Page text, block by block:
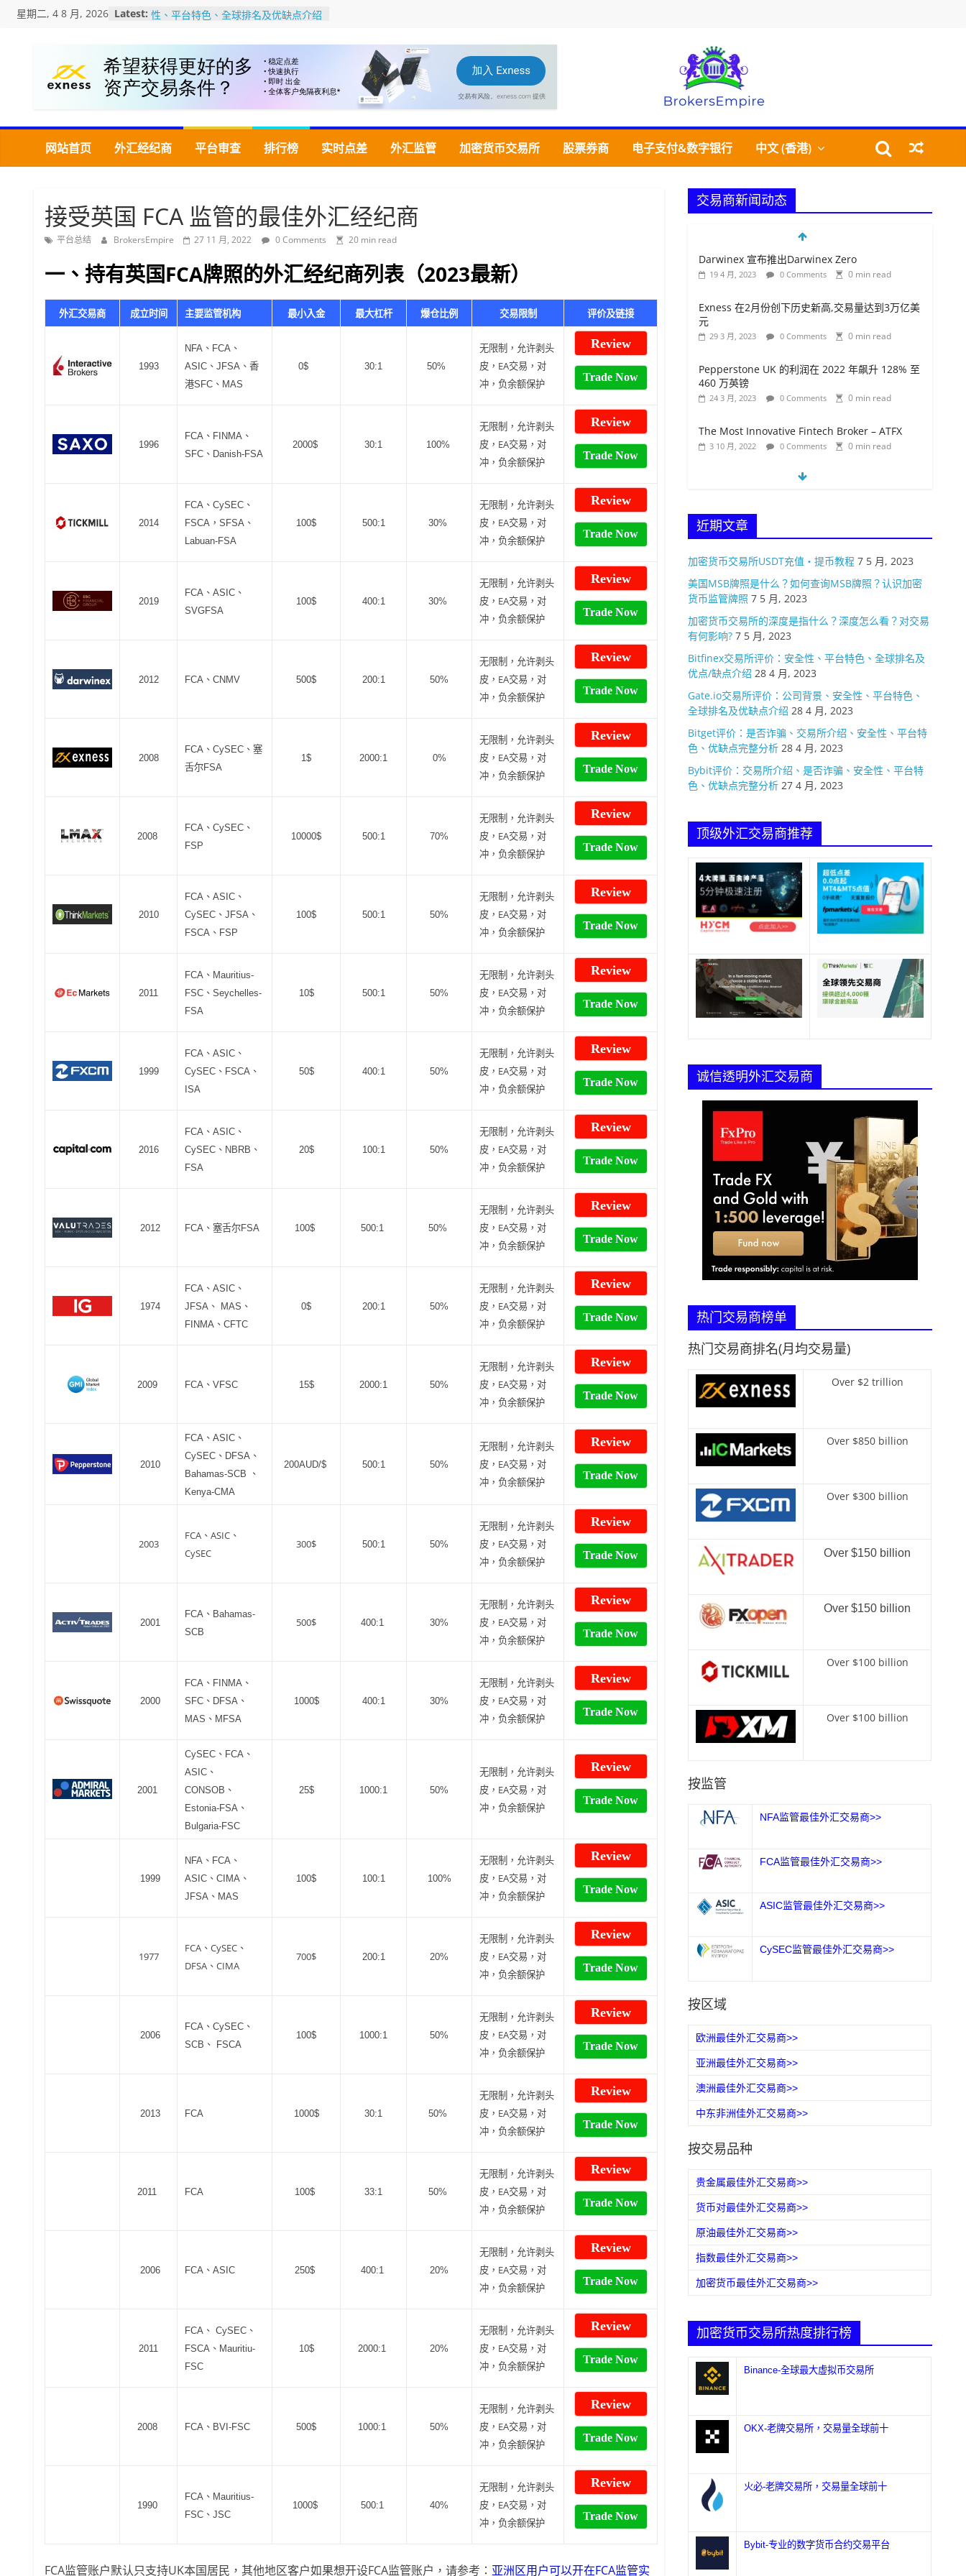
Skip星期二, 4 8 月, 2026 Latest: Gate.io交易所评价：公司背景、安全
美国MSB牌照是什么？如何查询MSB
牌照？认识加密货币监管牌照
加密货币交易所的深度是指什么？深度
怎么看？对交易有何影响?
Bitfinex交易所评价：安全性、平台特
色、全球排名及优点/缺点介绍
BrokersEmpire
交
易
经
网站首页 外汇经纪商 平台审查 排行榜 实时点差 外汇监管 加密货币交易所 股票券商 电子支付&数字银行 中文 (香港)
接受英国 FCA 监管的最佳外汇经纪商
平台总结 BrokersEmpire 27 11 月, 2022 0 Comments 20 min read
一、持有英国FCA牌照的外汇经纪商列表（2023最新）
外汇交易商 成立时间 主要监管机构 最小入金 最大杠杆 爆仓比例 交易限制 评价及链接
1993
NFA、FCA、
ASIC、JFSA、香
港SFC、MAS
0$ 30:1 50%
无限制，允许剥头
皮，EA交易，对
冲，负余额保护
Review
Trade Now
1996
FCA、FINMA、
SFC、Danish-FSA
2000$ 30:1 100%
无限制，允许剥头
皮，EA交易，对
冲，负余额保护
Review
Trade Now
2014
FCA、CySEC、
FSCA，SFSA、
Labuan-FSA
100$ 500:1 30%
无限制，允许剥头
皮，EA交易，对
冲，负余额保护
Review
Trade Now
2019
FCA、ASIC、
SVGFSA
100$ 400:1 30%
无限制，允许剥头
皮，EA交易，对
冲，负余额保护
Review
Trade Now
2012 FCA、CNMV 500$ 200:1 50%
无限制，允许剥头
皮，EA交易，对
冲，负余额保护
Review
Trade Now
2008
FCA、CySEC、塞
舌尔FSA
1$ 2000:1 0%
无限制，允许剥头
皮，EA交易，对
冲，负余额保护
Review
Trade Now
2008
FCA、CySEC、
FSP
10000$ 500:1 70%
无限制，允许剥头
皮，EA交易，对
冲，负余额保护
Review
Trade Now
2010
FCA、ASIC、
CySEC、JFSA、
FSCA、FSP
100$ 500:1 50%
无限制，允许剥头
皮，EA交易，对
冲，负余额保护
Review
Trade Now
2011
FCA、Mauritius-
FSC、Seychelles-
FSA
10$ 500:1 50%
无限制，允许剥头
皮，EA交易，对
冲，负余额保护
Review
Trade Now
1999
FCA、ASIC、
CySEC、FSCA、
ISA
50$ 400:1 50%
无限制，允许剥头
皮，EA交易，对
冲，负余额保护
Review
Trade Now
2016
FCA、ASIC、
CySEC、NBRB、
FSA
20$ 100:1 50%
无限制，允许剥头
皮，EA交易，对
冲，负余额保护
Review
Trade Now
2012 FCA、塞舌尔FSA 100$ 500:1 50%
无限制，允许剥头
皮，EA交易，对
冲，负余额保护
Review
Trade Now
1974
FCA、ASIC、
JFSA、 MAS、
FINMA、CFTC
0$ 200:1 50%
无限制，允许剥头
皮，EA交易，对
冲，负余额保护
Review
Trade Now
2009 FCA、VFSC 15$ 2000:1 50%
无限制，允许剥头
皮，EA交易，对
冲，负余额保护
Review
Trade Now
2010
FCA、ASIC、
CySEC、DFSA、
Bahamas-SCB 、
Kenya-CMA
200AUD/$ 500:1 50%
无限制，允许剥头
皮，EA交易，对
冲，负余额保护
Review
Trade Now
2003
FCA、ASIC、
CySEC
300$ 500:1 50%
无限制，允许剥头
皮，EA交易，对
冲，负余额保护
Review
Trade Now
2001
FCA、Bahamas-
SCB
500$ 400:1 30%
无限制，允许剥头
皮，EA交易，对
冲，负余额保护
Review
Trade Now
2000
FCA、FINMA、
SFC、DFSA、
MAS、MFSA
1000$ 400:1 30%
无限制，允许剥头
皮，EA交易，对
冲，负余额保护
Review
Trade Now
2001
CySEC、FCA、
ASIC、
CONSOB、
Estonia-FSA、
Bulgaria-FSC
25$ 1000:1 50%
无限制，允许剥头
皮，EA交易，对
冲，负余额保护
Review
Trade Now
1999
NFA、FCA、
ASIC、CIMA、
JFSA、MAS
100$ 100:1 100%
无限制，允许剥头
皮，EA交易，对
冲，负余额保护
Review
Trade Now
1977
FCA、CySEC、
DFSA、CIMA
700$ 200:1 20%
无限制，允许剥头
皮，EA交易，对
冲，负余额保护
Review
Trade Now
2006
FCA、CySEC、
SCB、 FSCA
100$ 1000:1 50%
无限制，允许剥头
皮，EA交易，对
冲，负余额保护
Review
Trade Now
2013 FCA 1000$ 30:1 50%
无限制，允许剥头
皮，EA交易，对
冲，负余额保护
Review
Trade Now
2011 FCA 100$ 33:1 50%
无限制，允许剥头
皮，EA交易，对
冲，负余额保护
Review
Trade Now
2006 FCA、ASIC 250$ 400:1 20%
无限制，允许剥头
皮，EA交易，对
冲，负余额保护
Review
Trade Now
2011
FCA、 CySEC、
FSCA、Mauritiu-
FSC
10$ 2000:1 20%
无限制，允许剥头
皮，EA交易，对
冲，负余额保护
Review
Trade Now
2008 FCA、BVI-FSC 500$ 1000:1 50%
无限制，允许剥头
皮，EA交易，对
冲，负余额保护
Review
Trade Now
1990
FCA、Mauritius-
FSC、JSC
1000$ 500:1 40%
无限制，允许剥头
皮，EA交易，对
冲，负余额保护
Review
Trade Now
FCA监管账户默认只支持UK本国居民，其他地区客户如果想开设FCA监管账户，请参考： 亚洲区用户可以开在FCA监管实
交易商新闻动态
Darwinex 宣布推出Darwinex Zero
19 4 月, 2023 0 Comments 0 min read
Exness 在2月份创下历史新高,交易量达到3万亿美
元
29 3 月, 2023 0 Comments 0 min read
Pepperstone UK 的利润在 2022 年飙升 128% 至
460 万英镑
24 3 月, 2023 0 Comments 0 min read
The Most Innovative Fintech Broker – ATFX
3 10 月, 2022 0 Comments 0 min read
Exness 8月交易额达2.8万亿美元，创历史新高！
盈透证券选择 Wise作为支付合作伙伴
19 4 月, 2023 0 Comments 0 min read
近期文章
加密货币交易所USDT充值・提币教程 7 5 月, 2023
美国MSB牌照是什么？如何查询MSB牌照？认识加密
货币监管牌照 7 5 月, 2023
加密货币交易所的深度是指什么？深度怎么看？对交易
有何影响? 7 5 月, 2023
Bitfinex交易所评价：安全性、平台特色、全球排名及
优点/缺点介绍 28 4 月, 2023
Gate.io交易所评价：公司背景、安全性、平台特色、
全球排名及优缺点介绍 28 4 月, 2023
Bitget评价：是否诈骗、交易所介绍、安全性、平台特
色、优缺点完整分析 28 4 月, 2023
Bybit评价：交易所介绍、是否诈骗、安全性、平台特
色、优缺点完整分析 27 4 月, 2023
顶级外汇交易商推荐
诚信透明外汇交易商
热门交易商榜单
热门交易商排名(月均交易量)
Over $2 trillion
Over $850 billion
Over $300 billion
Over $150 billion
Over $150 billion
Over $100 billion
Over $100 billion
按监管
NFA监管最佳外汇交易商>>
FCA监管最佳外汇交易商>>
ASIC监管最佳外汇交易商>>
CySEC监管最佳外汇交易商>>
按区域
欧洲最佳外汇交易商>>
亚洲最佳外汇交易商>>
澳洲最佳外汇交易商>>
中东非洲佳外汇交易商>>
按交易品种
贵金属最佳外汇交易商>>
货币对最佳外汇交易商>>
原油最佳外汇交易商>>
指数最佳外汇交易商>>
加密货币最佳外汇交易商>>
加密货币交易所热度排行榜
Binance-全球最大虚拟币交易所
OKX-老牌交易所，交易量全球前十
火必-老牌交易所，交易量全球前十
Bybit-专业的数字货币合约交易平台